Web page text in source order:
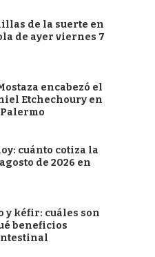
de la suerte en
de ayer viernes 7
encabezó el
Etchechoury en
cuánto cotiza la
de 2026 en
y kéfir: cuáles son
beneficios